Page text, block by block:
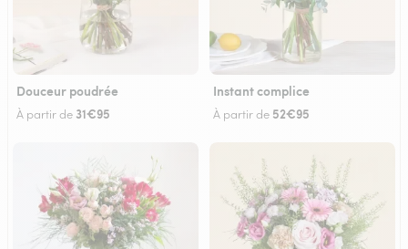
Douceur poudrée
À partir de 31€95
Instant complice
À partir de 52€95